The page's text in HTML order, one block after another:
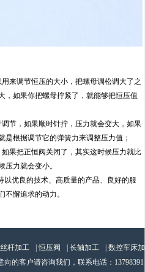
来调节恒压的大小，把螺母调松调大了之
，如果你把螺母拧紧了，就能够把恒压值
节，如果顺时针拧，压力就会变大，如果
根据调节它的弹簧力来调整压力值；
果把正恒阀关闭了，其实这时候压力就比
压力就会变小。
以优良的技术、高质量的产品、良好的服
不懈追求的动力。
丝杆加工 |恒压阀 长轴加工
数控车床加
向的客户请咨询我们，联系电话： 13798391